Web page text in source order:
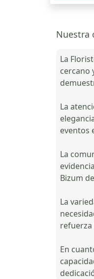
Nuestra
La
cercano
La
eventos
La
Bizum
La
refuerza
En